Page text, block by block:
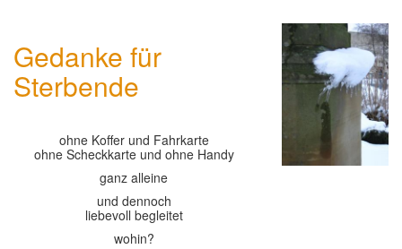
Gedanke für
Sterbende
ohne Koffer und Fahrkarte
ohne Scheckkarte und ohne Handy
ganz alleine
und dennoch
liebevoll begleitet
wohin?